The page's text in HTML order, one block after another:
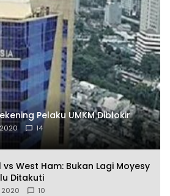
Pelaku UMKM Diblokir
14
vs West Ham: Bukan Lagi Moyesy
Ditakuti
2020 10